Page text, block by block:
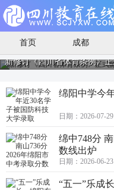
首页 成都
新修订《四川省体育条例》
绵阳中学今
日期：2026-07-29
绵中748分
数线出炉
日期：2026-06-23
“五一”乐成